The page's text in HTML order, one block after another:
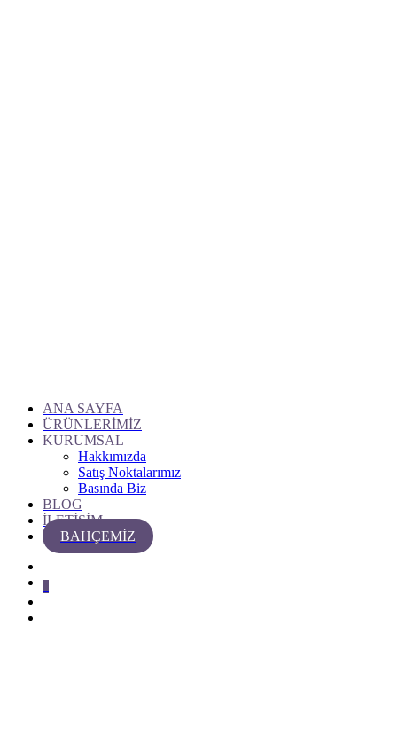
ANA SAYFA
ÜRÜNLERİMİZ
KURUMSAL
Hakkımızda
Satış Noktalarımız
Basında Biz
BLOG
İLETİŞİM
BAHÇEMİZ